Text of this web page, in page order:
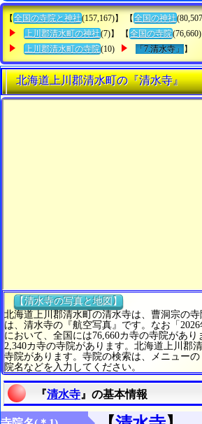
【 全国の寺院と神社(157,167)】 【 全国の神社
上川郡清水町の神社(7)】 【 全国の寺院(76,660)
上川郡清水町の寺院(10) 「7.清水寺」 】
北海道上川郡清水町の『清水寺』
【清水寺の写真と地図】
北海道上川郡清水町の清水寺は、曹洞宗の
は、清水寺の『航空写真』です。なお「
において、全国には76,660カ寺の寺院があり
2,340カ寺の寺院があります。北海道上川郡
寺院があります。寺院の検索は、メニュー
院名などを入力してください。
『清水寺 』の基本情報